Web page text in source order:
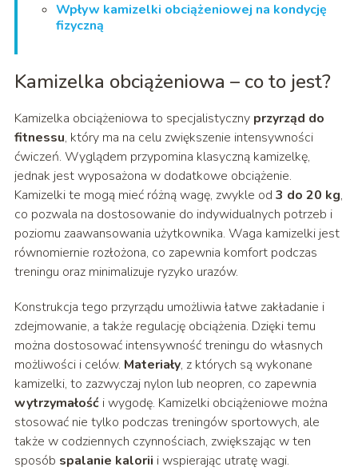
Wpływ kamizelki obciążeniowej na kondycję
fizyczną
Kamizelka obciążeniowa – co to jest?
Kamizelka obciążeniowa to specjalistyczny przyrząd do
fitnessu, który ma na celu zwiększenie intensywności
ćwiczeń. Wyglądem przypomina klasyczną kamizelkę,
jednak jest wyposażona w dodatkowe obciążenie.
Kamizelki te mogą mieć różną wagę, zwykle od 3 do 20 kg,
co pozwala na dostosowanie do indywidualnych potrzeb i
poziomu zaawansowania użytkownika. Waga kamizelki jest
równomiernie rozłożona, co zapewnia komfort podczas
treningu oraz minimalizuje ryzyko urazów.
Konstrukcja tego przyrządu umożliwia łatwe zakładanie i
zdejmowanie, a także regulację obciążenia. Dzięki temu
można dostosować intensywność treningu do własnych
możliwości i celów. Materiały, z których są wykonane
kamizelki, to zazwyczaj nylon lub neopren, co zapewnia
wytrzymałośći wygodę. Kamizelki obciążeniowe można
stosować nie tylko podczas treningów sportowych, ale
także w codziennych czynnościach, zwiększając w ten
sposób spalanie kalorii i wspierając utratę wagi.